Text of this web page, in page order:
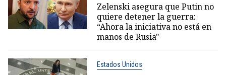
Zelenski asegura que Putin no
quiere detener la guerra:
“Ahora la iniciativa no está en
manos de Rusia"
Estados Unidos